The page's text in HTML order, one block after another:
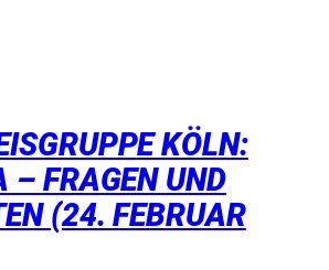
KÖLN:
– FRAGEN UND
(24. FEBRUAR